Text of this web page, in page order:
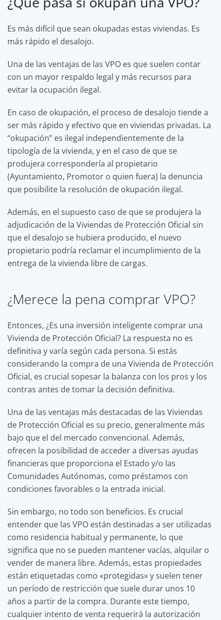
Es más difícil que sean okupadas estas viviendas. Es
más rápido el desalojo.
Una de las ventajas de las VPO es que suelen contar
con un mayor respaldo legal y más recursos para
evitar la ocupación ilegal.
En caso de okupación, el proceso de desalojo tiende a
ser más rápido y efectivo que en viviendas privadas. La
“okupación” es ilegal independientemente de la
tipología de la vivienda, y en el caso de que se
produjera correspondería al propietario
(Ayuntamiento, Promotor o quien fuera) la denuncia
que posibilite la resolución de okupación ilegal.
Además, en el supuesto caso de que se produjera la
adjudicación de la Viviendas de Protección Oficial sin
que el desalojo se hubiera producido, el nuevo
propietario podría reclamar el incumplimiento de la
entrega de la vivienda libre de cargas.
¿Merece la pena comprar VPO?
Entonces, ¿Es una inversión inteligente comprar una
Vivienda de Protección Oficial? La respuesta no es
definitiva y varía según cada persona. Si estás
considerando la compra de una Vivienda de Protección
Oficial, es crucial sopesar la balanza con los pros y los
contras antes de tomar la decisión definitiva.
Una de las ventajas más destacadas de las Viviendas
de Protección Oficial es su precio, generalmente más
bajo que el del mercado convencional. Además,
ofrecen la posibilidad de acceder a diversas ayudas
financieras que proporciona el Estado y/o las
Comunidades Autónomas, como préstamos con
condiciones favorables o la entrada inicial.
Sin embargo, no todo son beneficios. Es crucial
entender que las VPO están destinadas a ser utilizadas
como residencia habitual y permanente, lo que
significa que no se pueden mantener vacías, alquilar o
vender de manera libre. Además, estas propiedades
están etiquetadas como «protegidas» y suelen tener
un período de restricción que suele durar unos 10
años a partir de la compra. Durante este tiempo,
cualquier intento de venta requerirá la autorización